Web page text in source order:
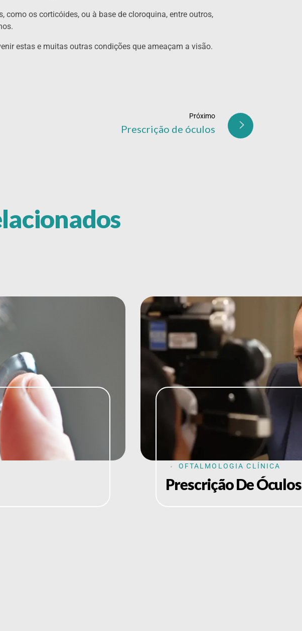
como os corticóides, ou à base de cloroquina, entre outros,
estas e muitas outras condições que ameaçam a visão.
Próximo
Prescrição de óculos
Prescrição De Óculos
OFTALMOLOGIA CLÍNICA